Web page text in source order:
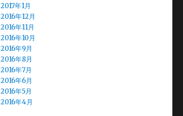
2017年1月
2016年12月
2016年11月
2016年10月
2016年9月
2016年8月
2016年7月
2016年6月
2016年5月
2016年4月